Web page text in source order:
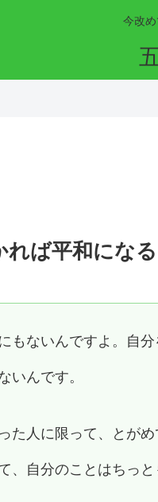
今改め
れば平和になる
もないんですよ。自
いんです。
た人に限って、とが
、自分のことはちっと